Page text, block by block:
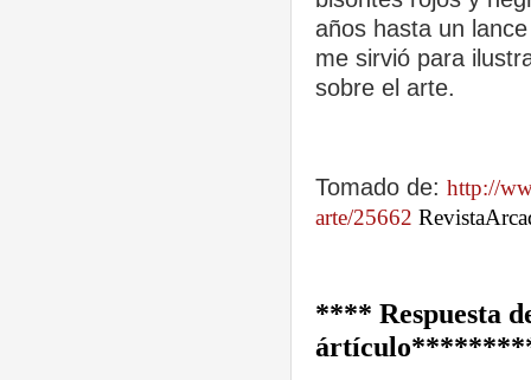
años hasta un
me sirvió para
sobre el arte.
Tomado de: http://
arte/25662
**** Respuesta